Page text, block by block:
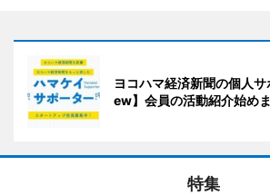
ヨコハマ経済新聞の個人
ew】会員の活動紹介始め
特集